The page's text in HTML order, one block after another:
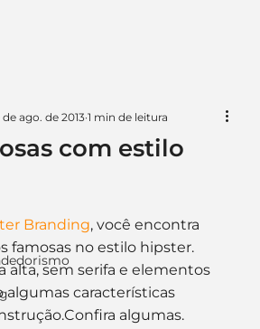
com estilo
de ago. de 2013 1 min de leitura
de 5 estrelas.
Branding, você encontra
famosas no estilo hipster.
alta, sem serifa e elementos
algumas características
algumas.